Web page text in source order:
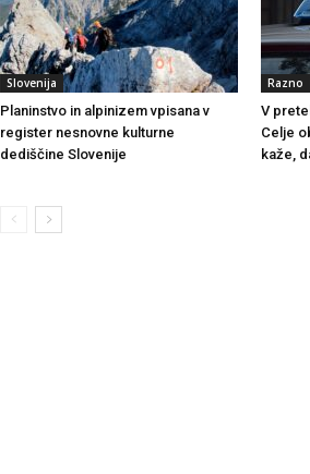
Slovenija
Planinstvo in alpinizem vpisana v
register nesnovne kulturne
dediščine Slovenije
Razno
V
Celje
kaže,